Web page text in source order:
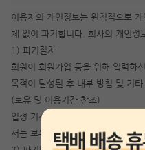
이용자의 개인정보는 원칙적으로
체 없이 파기합니다. 회사의 개인정
1) 파기절차
회원이 회원가입 등을 위해 입력하
목적이 달성된 후 내부 방침 및 기
(보유 및 이용기간 참조)
일정 기간 저장된 후 파기되어집니
서는 보유되어지는 이외의 다른 목